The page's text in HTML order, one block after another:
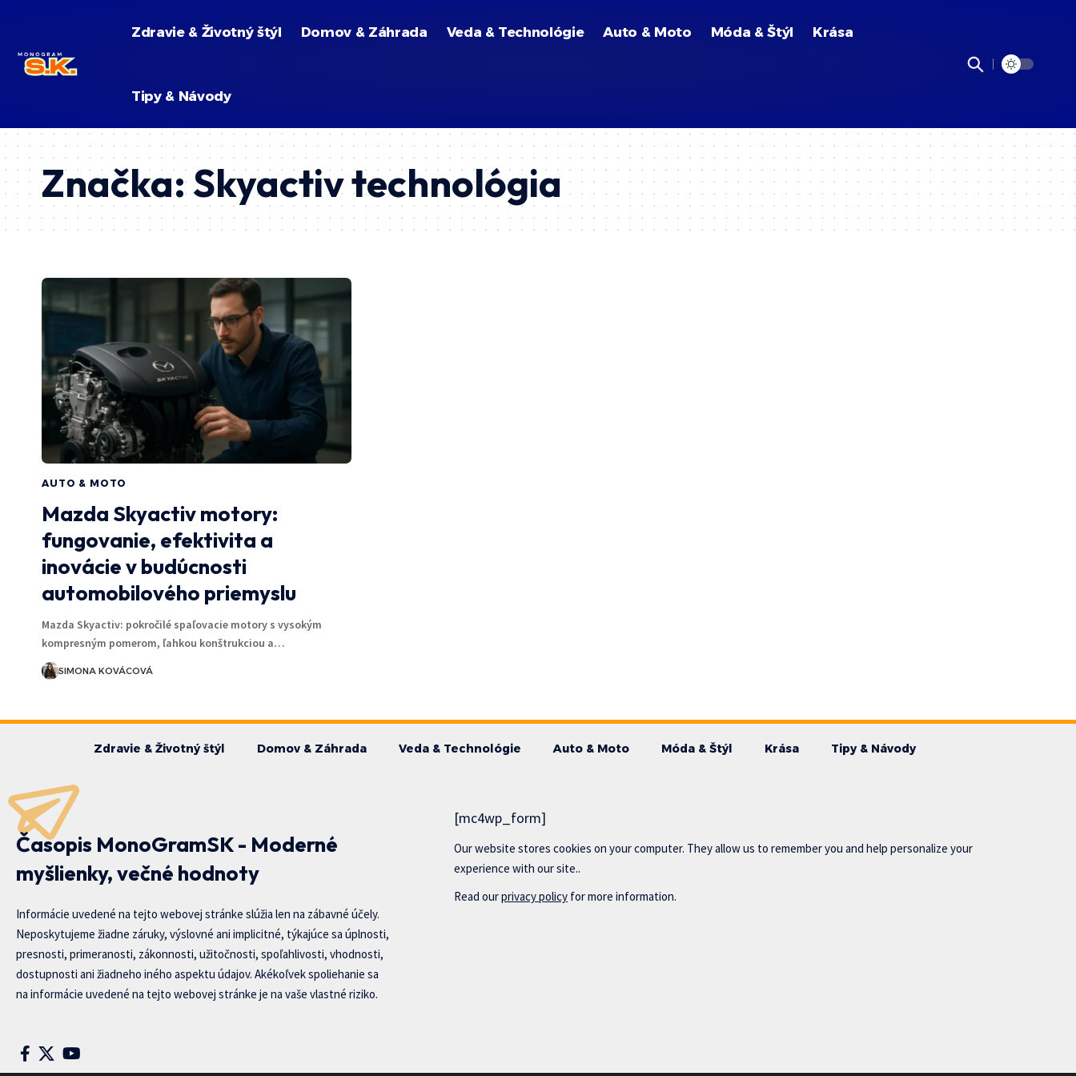
Zdravie & Životný štýl Domov & Záhrada Veda & Technológie Auto & Moto Móda & Štýl Krása
Tipy & Návody
Značka:Skyactiv technológia
AUTO & MOTO
Mazda Skyactiv motory:
fungovanie, efektivita a
inovácie v budúcnosti
automobilového priemyslu
Mazda Skyactiv: pokročilé spaľovacie motory s vysokým
kompresným pomerom, ľahkou konštrukciou a…
SIMONA KOVÁCOVÁ
Zdravie & Životný štýl Domov & Záhrada Veda & Technológie Auto & Moto Móda & Štýl Krása Tipy & Návody
Časopis MonoGramSK - Moderné
myšlienky, večné hodnoty
Informácie uvedené na tejto webovej stránke slúžia len na zábavné účely.
Neposkytujeme žiadne záruky, výslovné ani implicitné, týkajúce sa úplnosti,
presnosti, primeranosti, zákonnosti, užitočnosti, spoľahlivosti, vhodnosti,
dostupnosti ani žiadneho iného aspektu údajov. Akékoľvek spoliehanie sa
na informácie uvedené na tejto webovej stránke je na vaše vlastné riziko.
[mc4wp_form]
Our website stores cookies on your computer. They allow us to remember you and help personalize your
experience with our site..
Read ourprivacy policy for more information.